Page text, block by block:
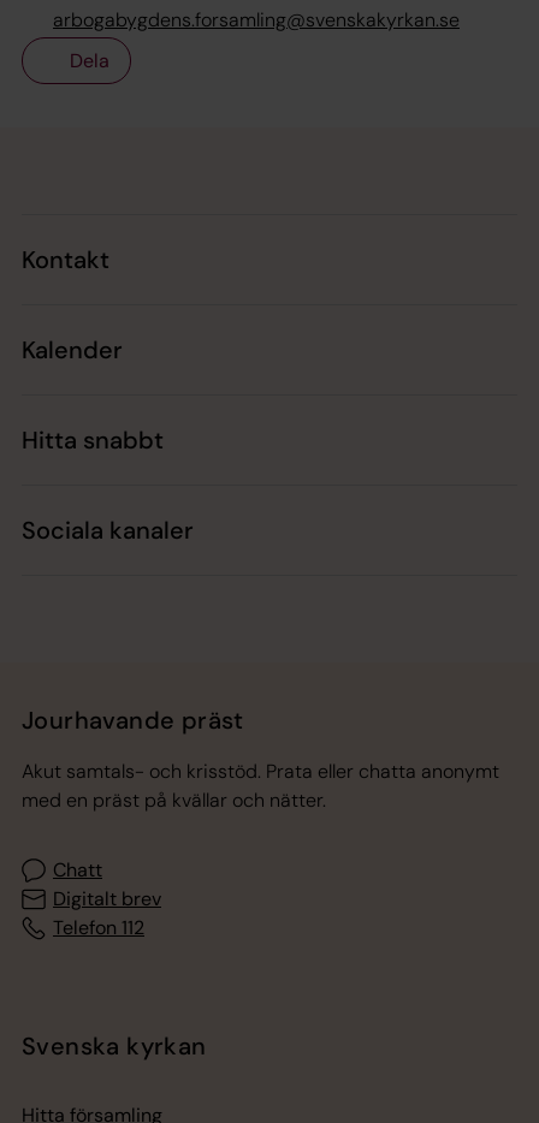
arbogabygdens.forsamling@svenskakyrkan.se
Dela
Kontakt
Kalender
Hitta snabbt
Sociala kanaler
Jourhavande präst
Akut samtals- och krisstöd. Prata eller chatta anonymt
med en präst på kvällar och nätter.
Chatt
Digitalt brev
Telefon 112
Svenska kyrkan
Hitta församling